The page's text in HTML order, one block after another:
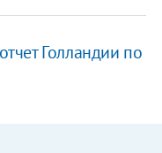
Голландии по